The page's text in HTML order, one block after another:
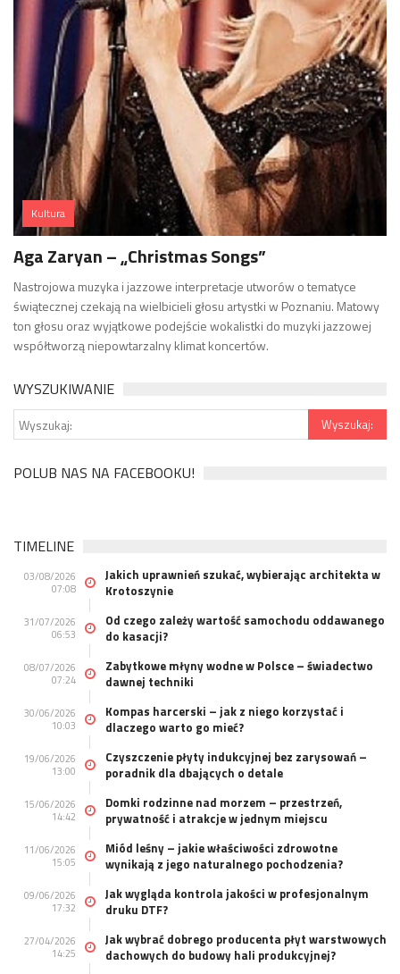
Kultura
Aga Zaryan – „Christmas Songs”
Nastrojowa muzyka i jazzowe interpretacje utworów o tematyce
świątecznej czekają na wielbicieli głosu artystki w Poznaniu. Matowy
ton głosu oraz wyjątkowe podejście wokalistki do muzyki jazzowej
współtworzą niepowtarzalny klimat koncertów.
WYSZUKIWANIE
POLUB NAS NA FACEBOOKU!
TIMELINE
03/08/2026
07:08
Jakich uprawnień szukać, wybierając architekta w
Krotoszynie
31/07/2026
06:53
Od czego zależy wartość samochodu oddawanego
do kasacji?
08/07/2026
07:24
Zabytkowe młyny wodne w Polsce – świadectwo
dawnej techniki
30/06/2026
10:03
Kompas harcerski – jak z niego korzystać i
dlaczego warto go mieć?
19/06/2026
13:00
Czyszczenie płyty indukcyjnej bez zarysowań –
poradnik dla dbających o detale
15/06/2026
14:42
Domki rodzinne nad morzem – przestrzeń,
prywatność i atrakcje w jednym miejscu
11/06/2026
15:05
Miód leśny – jakie właściwości zdrowotne
wynikają z jego naturalnego pochodzenia?
09/06/2026
17:32
Jak wygląda kontrola jakości w profesjonalnym
druku DTF?
27/04/2026
14:25
Jak wybrać dobrego producenta płyt warstwowych
dachowych do budowy hali produkcyjnej?